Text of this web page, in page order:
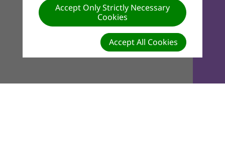
Accept Only Strictly Necessary
Cookies
Accept All Cookies